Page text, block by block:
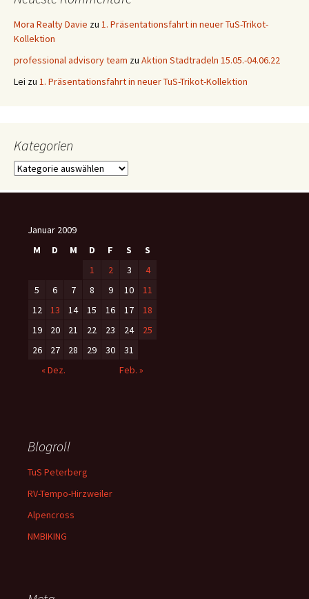
Mora Realty Davie zu 1. Präsentationsfahrt in neuer TuS-Trikot-
Kollektion
professional advisory team zu Aktion Stadtradeln 15.05.-04.06.22
Lei zu 1. Präsentationsfahrt in neuer TuS-Trikot-Kollektion
Kategorien
Kategorien
Januar 2009
M
D M D F S
S
1
2 3
4
5
6 7 8 9 10
11
12
13 14 15 16 17
18
19
20 21 22 23 24
25
26
27 28 29 30
31
« Dez.
Feb. »
Blogroll
TuS Peterberg
RV-Tempo-Hirzweiler
Alpencross
NMBIKING